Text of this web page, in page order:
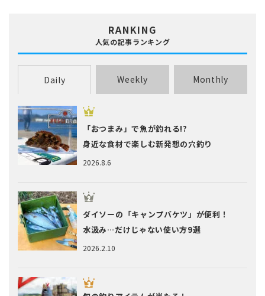
RANKING
人気の記事ランキング
Daily Weekly Monthly
2026.8.6
「おつまみ」で魚が釣れる!?
身近な食材で楽しむ新発想の穴釣り
2026.2.10
ダイソーの「キャンプバケツ」が便利！
水汲み…だけじゃない使い方9選